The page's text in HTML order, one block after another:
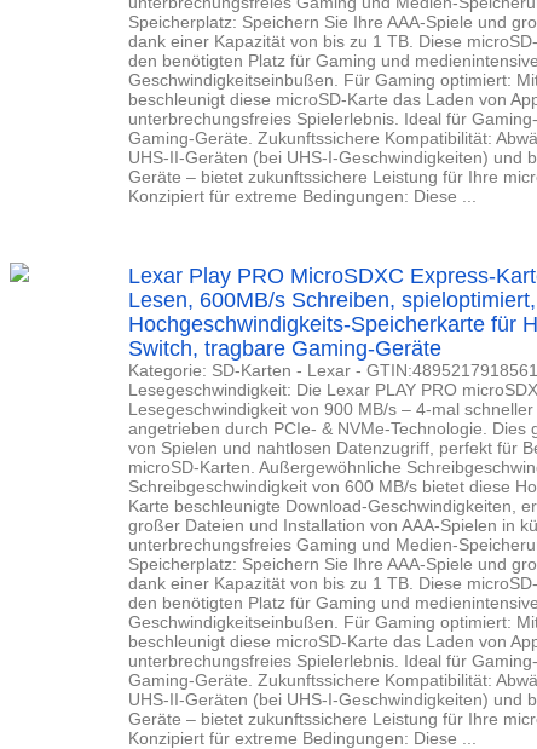
Speicherplatz: Speichern Sie Ihre AAA-Spiele und
dank einer Kapazität von bis zu 1 TB. Diese
den benötigten Platz für Gaming und
Geschwindigkeitseinbußen. Für Gaming optimiert:
beschleunigt diese microSD-Karte das Laden von
unterbrechungsfreies Spielerlebnis. Ideal für
Gaming-Geräte. Zukunftssichere Kompatibilität:
UHS-II-Geräten (bei UHS-I-Geschwindigkeiten) und
Geräte – bietet zukunftssichere Leistung für Ihre
Konzipiert für extreme Bedingungen: Diese ...
Lexar Play PRO MicroSDXC Express-
Lesen, 600MB/s Schreiben,
Hochgeschwindigkeits-Speicherkarte für
Switch, tragbare Gaming-Geräte
Kategorie: SD-Karten - Lexar -
Lesegeschwindigkeit: Die Lexar PLAY PRO
Lesegeschwindigkeit von 900 MB/s – 4-mal schneller
angetrieben durch PCIe- & NVMe-Technologie. Dies
von Spielen und nahtlosen Datenzugriff, perfekt für
microSD-Karten. Außergewöhnliche
Schreibgeschwindigkeit von 600 MB/s bietet diese
Karte beschleunigte Download-Geschwindigkeiten,
großer Dateien und Installation von AAA-Spielen in
unterbrechungsfreies Gaming und Medien-
Speicherplatz: Speichern Sie Ihre AAA-Spiele und
dank einer Kapazität von bis zu 1 TB. Diese
den benötigten Platz für Gaming und
Geschwindigkeitseinbußen. Für Gaming optimiert:
beschleunigt diese microSD-Karte das Laden von
unterbrechungsfreies Spielerlebnis. Ideal für
Gaming-Geräte. Zukunftssichere Kompatibilität:
UHS-II-Geräten (bei UHS-I-Geschwindigkeiten) und
Geräte – bietet zukunftssichere Leistung für Ihre
Konzipiert für extreme Bedingungen: Diese ...